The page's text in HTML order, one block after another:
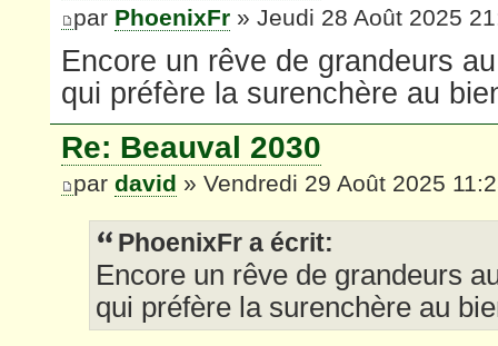
par PhoenixFr » Jeudi 28 Août 2025
Encore un rêve de grandeurs
qui préfère la surenchère au
Re: Beauval 2030
par david » Vendredi 29 Août 2025
PhoenixFr a écrit:
Encore un rêve de grandeurs
qui préfère la surenchère au